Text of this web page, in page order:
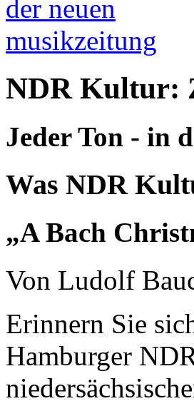
NDR Kultur:
Jeder Ton - in
Was NDR
„A Bach
Von Ludolf
Erinnern Sie
Hamburger